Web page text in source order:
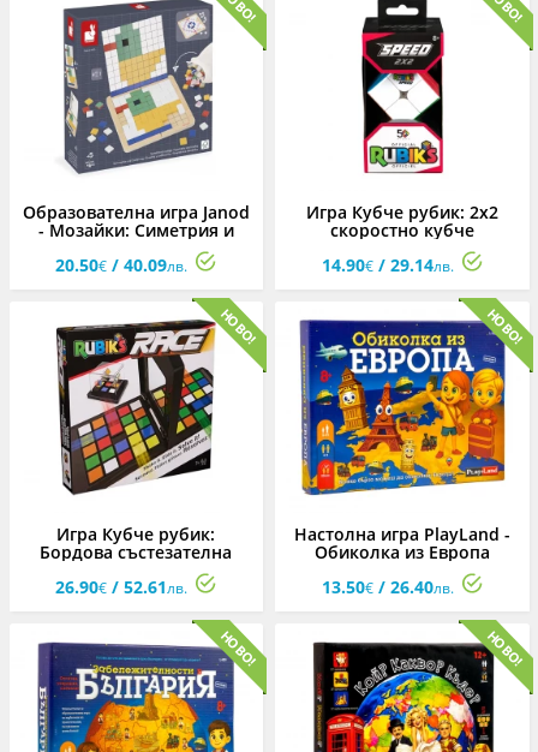
Образователна игра Janod
- Мозайки: Симетрия и
20.50€ / 40.09лв.
Игра Кубче рубик: 2х2
скоростно кубче
14.90€/ 29.14лв.
Игра Кубче рубик:
Бордова състезателна
26.90€ / 52.61лв.
Настолна игра PlayLand -
Обиколка из Европа
13.50€/ 26.40лв.